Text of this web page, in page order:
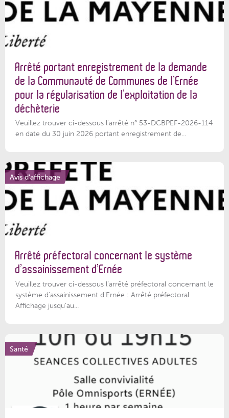
Arrêté portant enregistrement de la demande
de la Communauté de Communes de l’Ernée
pour la régularisation de l’exploitation de la
déchèterie
Veuillez trouver ci-dessous l'arrêté n° 53-DCBPEF-2026-114
en date du 30 juin 2026 portant enregistrement de...
Avis d'affichage
Arrêté préfectoral concernant le système
d’assainissement d’Ernée
Veuillez trouver ci-dessous l’arrêté préfectoral concernant le
système d'assainissement d'Ernée : Arrêté préfectoral
Affichage jusqu'au...
Santé